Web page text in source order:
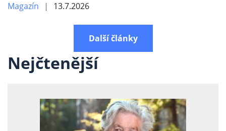
Magazín 13.7.2026
Další články
Nejčtenější